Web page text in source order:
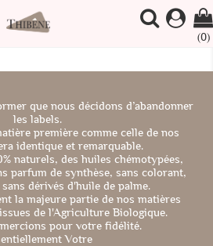
(0)
que nous décidons d’abandonner
les labels.
première comme celle de nos
identique et remarquable.
naturels, des huiles chémotypées,
parfum de synthèse, sans colorant,
dérivés d'huile de palme.
la majeure partie de nos matières
de l'Agriculture Biologique.
pour votre fidélité.
Votre